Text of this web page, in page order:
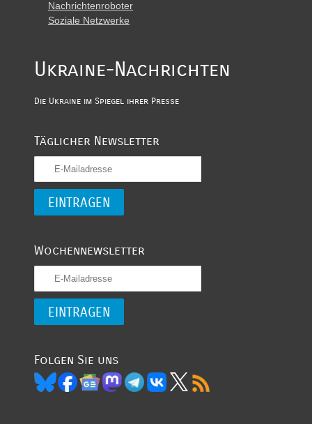
Nachrichtenroboter
Soziale Netzwerke
Ukraine-Nachrichten
Die Ukraine im Spiegel ihrer Presse
Täglicher Newsletter
Wochennewsletter
Folgen Sie uns